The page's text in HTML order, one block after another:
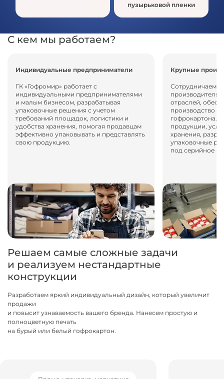
пузырьковой пленки
С кем мы работаем?
Индивидуальные предприниматели
ГК «Гофромир» работает с
индивидуальными предпринимателями
и малым бизнесом, разрабатывая
упаковочные решения с учетом
требований площадок, логистики и
удобства хранения, помогая продавцам
эффективно упаковывать и представлять
свою продукцию.
Крупные
Сотрудничаем
отраслей,
производство
гофрокартона.
продукции,
хранения,
упаковочные
под серийное и
Решаем самые сложные задачи
и реализуем нестандартные
конструкции
Разработаем яркий индивидуальный дизайн, который увеличит
продажи
и повысит узнаваемость вашего бренда. Нанесем простую и
полноцветную печать
на бурый или белый гофрокартон.